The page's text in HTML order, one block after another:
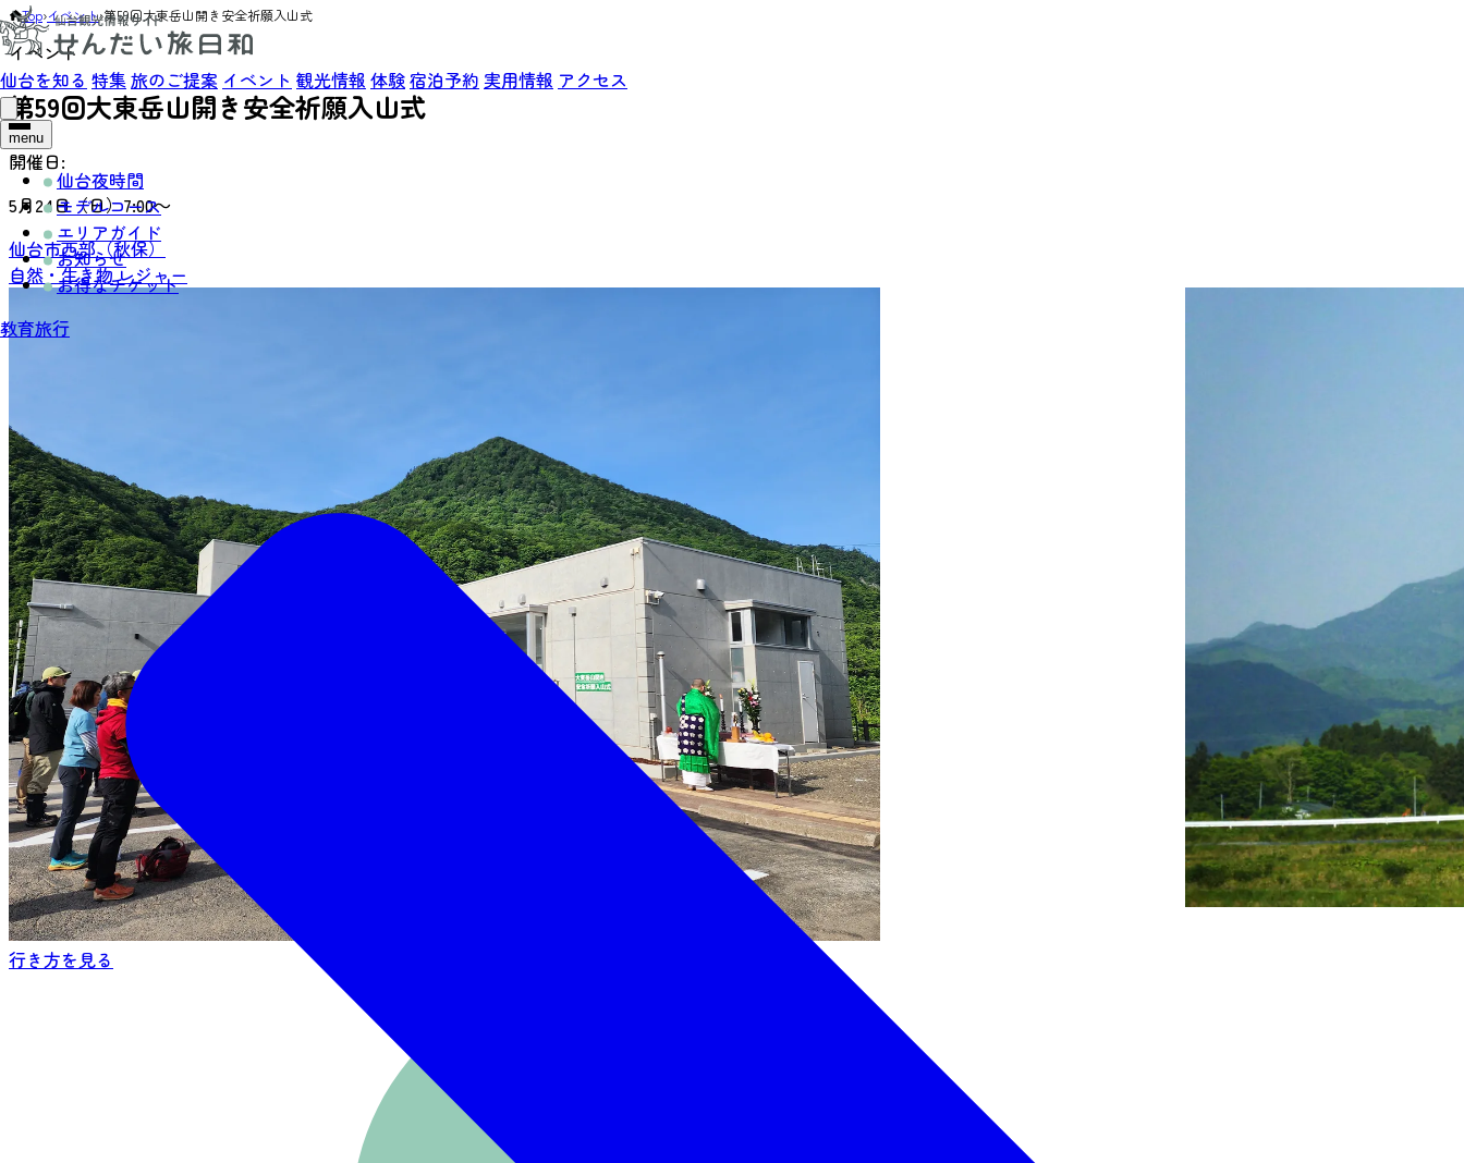
仙台を知る 特集旅のご提案 イベント 観光情報 体験宿泊予約 実用情報 アクセス
menu
仙台夜時間
モデルコース
エリアガイド
お知らせ
お得なチケット
教育旅行
Top›イベント›第59回大東岳山開き安全祈願入山式
イベント
第59回大東岳山開き安全祈願入山式
開催日:
5月24日（日）7:00～
仙台市西部（秋保）
自然・生き物レジャー
行き方を見る